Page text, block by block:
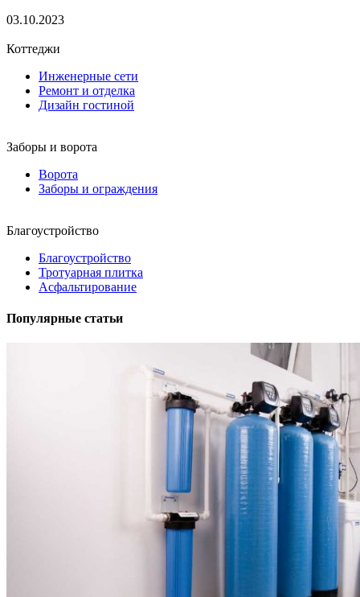
03.10.2023
Коттеджи
Инженерные сети
Ремонт и отделка
Дизайн гостиной
Заборы и ворота
Ворота
Заборы и ограждения
Благоустройство
Благоустройство
Тротуарная плитка
Асфальтирование
Популярные статьи